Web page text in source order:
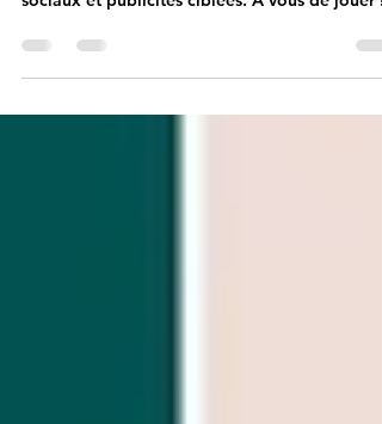
sociaux et publicités ciblées. À vous de jouer !